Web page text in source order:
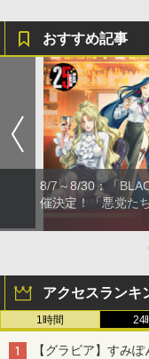
おすすめ記事
8/7～8/30：「
催決定！「悪党た
アクセスランキ
1時間 24
【グラビア】すみ